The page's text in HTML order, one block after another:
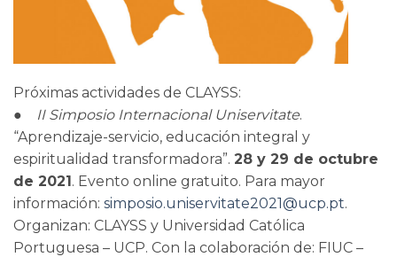
Próximas actividades de CLAYSS:
●
II Simposio Internacional Uniservitate.
“Aprendizaje-servicio, educación integral y
espiritualidad transformadora”. 28 y 29 de octubre
de 2021. Evento online gratuito. Para mayor
información: simposio.uniservitate2021@ucp.pt.
Organizan: CLAYSS y Universidad Católica
Portuguesa – UCP. Con la colaboración de: FIUC –